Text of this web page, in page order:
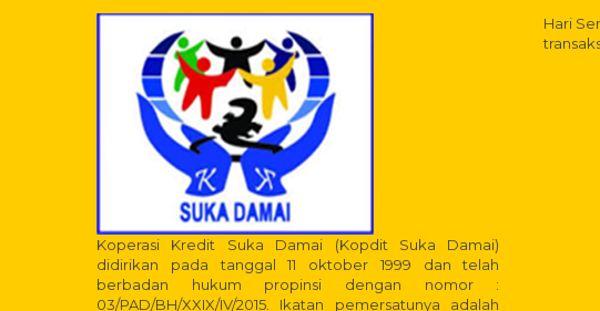
Koperasi Kredit Suka Damai (Kopdit Suka Damai)
didirikan pada tanggal 11 oktober 1999 dan telah
berbadan hukum propinsi dengan nomor :
03/PAD/BH/XXIX/IV/2015. Ikatan pemersatunya adalah
Hari